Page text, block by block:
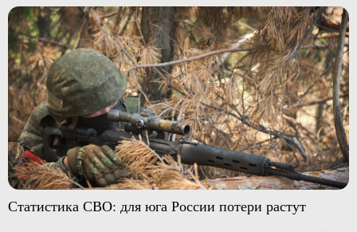
Статистика СВО: для юга России потери растут